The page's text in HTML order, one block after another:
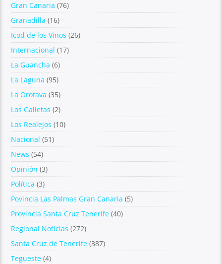
Gran Canaria (76)
Granadilla (16)
Icod de los Vinos (26)
Internacional (17)
La Guancha (6)
La Laguna (95)
La Orotava (35)
Las Galletas (2)
Los Realejos (10)
Nacional (51)
News (54)
Opinión (3)
Política (3)
Povincia Las Palmas Gran Canaria (5)
Provincia Santa Cruz Tenerife (40)
Regional Noticias (272)
Santa Cruz de Tenerife (387)
Tegueste (4)